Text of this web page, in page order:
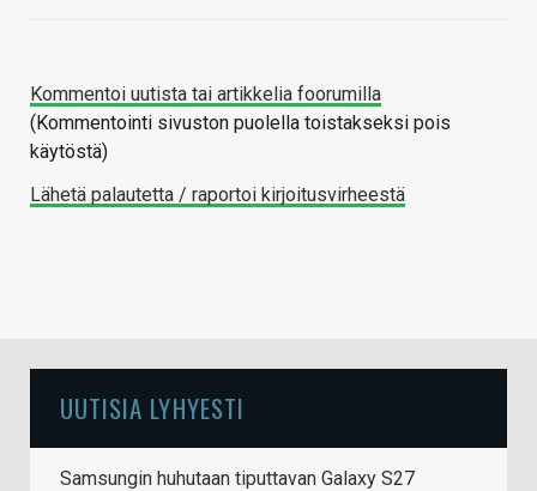
Kommentoi uutista tai artikkelia foorumilla
(Kommentointi sivuston puolella toistakseksi pois
käytöstä)
Lähetä palautetta / raportoi kirjoitusvirheestä
UUTISIA LYHYESTI
Samsungin huhutaan tiputtavan Galaxy S27